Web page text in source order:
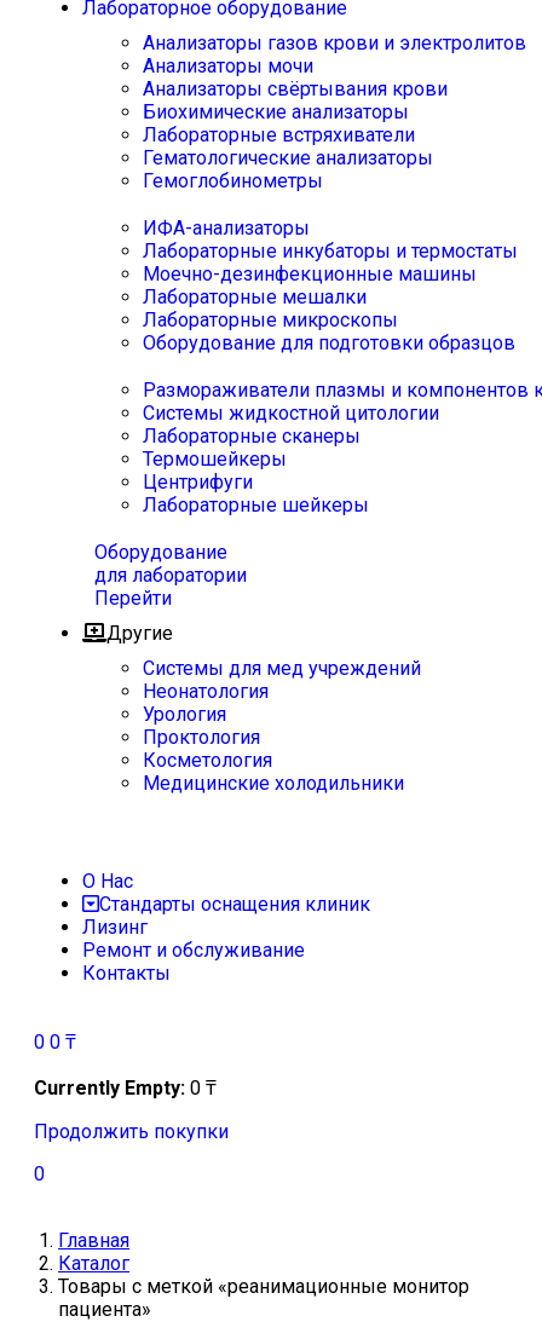
Лабораторное оборудование
Анализаторы газов крови и электролитов
Анализаторы мочи
Анализаторы свёртывания крови
Биохимические анализаторы
Лабораторные встряхиватели
Гематологические анализаторы
Гемоглобинометры
ИФА-анализаторы
Лабораторные инкубаторы и термостаты
Моечно-дезинфекционные машины
Лабораторные мешалки
Лабораторные микроскопы
Оборудование для подготовки образцов
Размораживатели плазмы и компонентов
Системы жидкостной цитологии
Лабораторные сканеры
Термошейкеры
Центрифуги
Лабораторные шейкеры
Оборудование
для лаборатории
Перейти
Другие
Системы для мед учреждений
Неонатология
Урология
Проктология
Косметология
Медицинские холодильники
О Нас
Стандарты оснащения клиник
Лизинг
Ремонт и обслуживание
Контакты
0 0 ₸
Currently Empty: 0 ₸
Продолжить покупки
0
Главная
Каталог
Товары с меткой «реанимационные монитор
пациента»